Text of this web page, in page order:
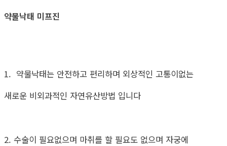
약물낙태 미프진
1. 약물낙태는 안전하고 편리하며 외상적인 고통이없는
새로운 비외과적인 자연유산방법 입니다
2. 수술이 필요없으며 마취를 할 필요도 없으며 자궁에